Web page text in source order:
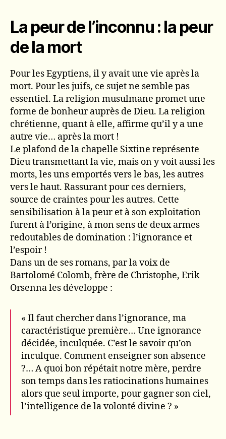
La peur de l’inconnu : la peur
de la mort
Pour les Egyptiens, il y avait une vie après la
mort. Pour les juifs, ce sujet ne semble pas
essentiel. La religion musulmane promet une
forme de bonheur auprès de Dieu. La religion
chrétienne, quant à elle, affirme qu’il y a une
autre vie… après la mort !
Le plafond de la chapelle Sixtine représente
Dieu transmettant la vie, mais on y voit aussi les
morts, les uns emportés vers le bas, les autres
vers le haut. Rassurant pour ces derniers,
source de craintes pour les autres. Cette
sensibilisation à la peur et à son exploitation
furent à l’origine, à mon sens de deux armes
redoutables de domination : l’ignorance et
l’espoir !
Dans un de ses romans, par la voix de
Bartolomé Colomb, frère de Christophe, Erik
Orsenna les développe :
« Il faut chercher dans l’ignorance, ma
caractéristique première… Une ignorance
décidée, inculquée. C’est le savoir qu’on
inculque. Comment enseigner son absence
?… A quoi bon répétait notre mère, perdre
son temps dans les ratiocinations humaines
alors que seul importe, pour gagner son ciel,
l’intelligence de la volonté divine ? »